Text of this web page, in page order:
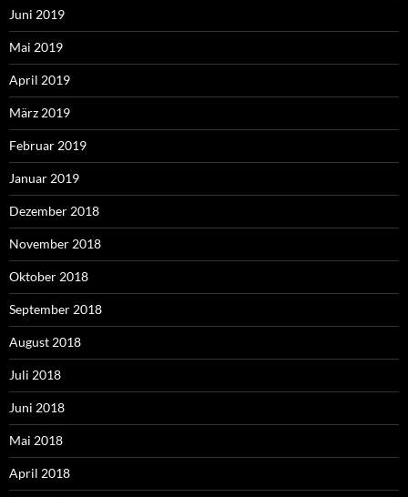
Juni 2019
Mai 2019
April 2019
März 2019
Februar 2019
Januar 2019
Dezember 2018
November 2018
Oktober 2018
September 2018
August 2018
Juli 2018
Juni 2018
Mai 2018
April 2018